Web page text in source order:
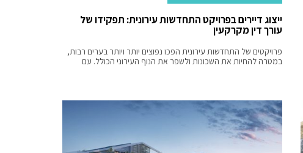
ייצוג דיירים בפרויקט התחדשות עירונית: תפקידו של
עורך דין מקרקעין
פרויקטים של התחדשות עירונית הפכו נפוצים יותר ויותר בערים רבות,
במטרה להחיות את השכונות ולשפר את הנוף העירוני הכולל. עם